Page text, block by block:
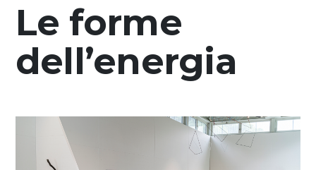
Programma culturale
Artists in Residence
Fondazione
Affitto spazi
Sostenere
Le forme
dell’energia